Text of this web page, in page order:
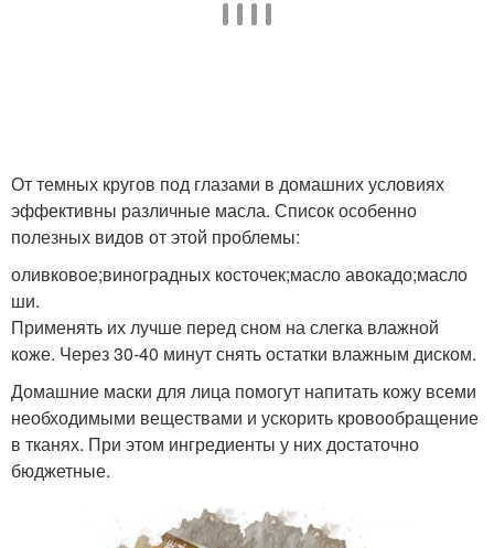
От темных кругов под глазами в домашних условиях
эффективны различные масла. Список особенно
полезных видов от этой проблемы:
оливковое;виноградных косточек;масло авокадо;масло
ши.
Применять их лучше перед сном на слегка влажной
коже. Через 30-40 минут снять остатки влажным диском.
Домашние маски для лица помогут напитать кожу всеми
необходимыми веществами и ускорить кровообращение
в тканях. При этом ингредиенты у них достаточно
бюджетные.